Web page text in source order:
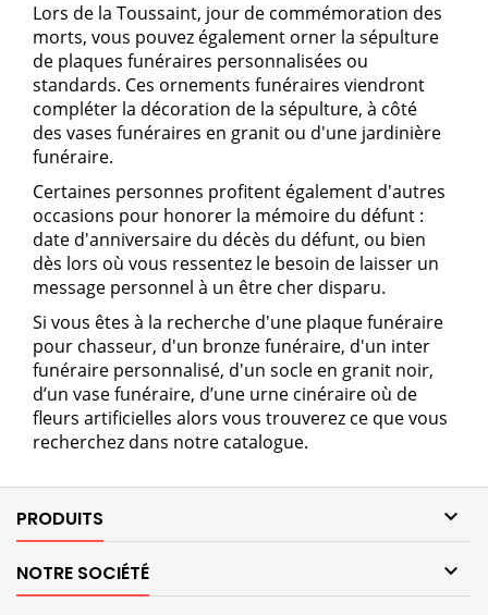
Lors de la Toussaint, jour de commémoration des
morts, vous pouvez également orner la sépulture
de plaques funéraires personnalisées ou
standards. Ces ornements funéraires viendront
compléter la décoration de la sépulture, à côté
des vases funéraires en granit ou d'une jardinière
funéraire.
Certaines personnes profitent également d'autres
occasions pour honorer la mémoire du défunt :
date d'anniversaire du décès du défunt, ou bien
dès lors où vous ressentez le besoin de laisser un
message personnel à un être cher disparu.
Si vous êtes à la recherche d'une plaque funéraire
pour chasseur, d'un bronze funéraire, d'un inter
funéraire personnalisé, d'un socle en granit noir,
d’un vase funéraire, d’une urne cinéraire où de
fleurs artificielles alors vous trouverez ce que vous
recherchez dans notre catalogue.
PRODUITS 
NOTRE SOCIÉTÉ 